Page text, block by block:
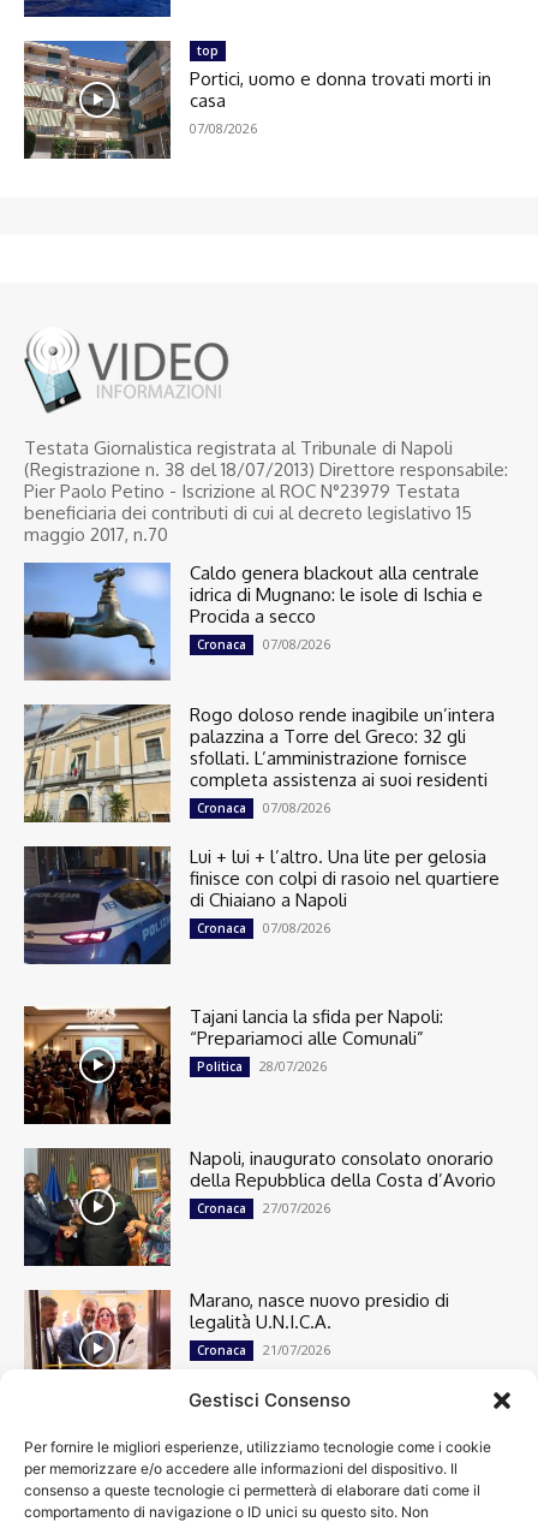
Gestisci Consenso
Per fornire le migliori esperienze, utilizziamo tecnologie come i cookie
per memorizzare e/o accedere alle informazioni del dispositivo. Il
consenso a queste tecnologie ci permetterà di elaborare dati come il
comportamento di navigazione o ID unici su questo sito. Non
top
Portici, uomo e donna trovati morti in
casa
07/08/2026
Testata Giornalistica registrata al Tribunale di Napoli
(Registrazione n. 38 del 18/07/2013) Direttore responsabile:
Pier Paolo Petino - Iscrizione al ROC N°23979 Testata
beneficiaria dei contributi di cui al decreto legislativo 15
maggio 2017, n.70
Caldo genera blackout alla centrale
idrica di Mugnano: le isole di Ischia e
Procida a secco
Cronaca 07/08/2026
Rogo doloso rende inagibile un’intera
palazzina a Torre del Greco: 32 gli
sfollati. L’amministrazione fornisce
completa assistenza ai suoi residenti
Cronaca 07/08/2026
Lui + lui + l’altro. Una lite per gelosia
finisce con colpi di rasoio nel quartiere
di Chiaiano a Napoli
Cronaca 07/08/2026
Tajani lancia la sfida per Napoli:
“Prepariamoci alle Comunali”
Politica 28/07/2026
Napoli, inaugurato consolato onorario
della Repubblica della Costa d’Avorio
Cronaca 27/07/2026
Marano, nasce nuovo presidio di
legalità U.N.I.C.A.
Cronaca 21/07/2026
Cronaca
13498
Attualità
7303
top